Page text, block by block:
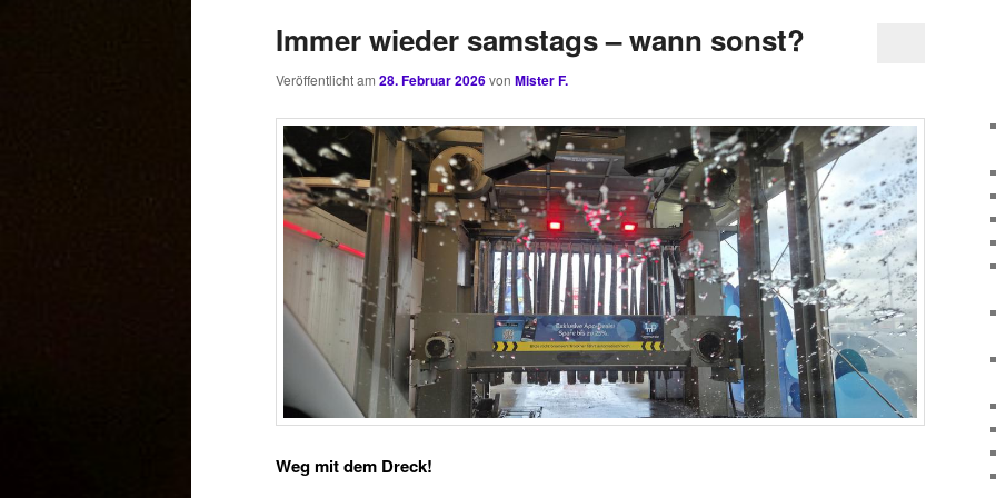
Immer wieder samstags – wann sonst?
Veröffentlicht am 28. Februar 2026von Mister F.
Weg mit dem Dreck!